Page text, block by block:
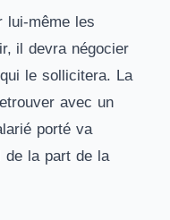
lui-même les
il devra négocier
le sollicitera. La
avec un
porté va
de la part de la